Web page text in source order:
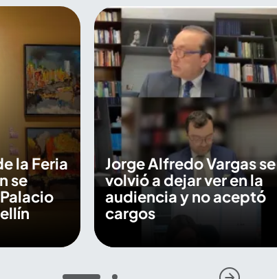
la Feria
se
Jorge Alfredo Vargas se
volvió a dejar ver en la
audiencia y no aceptó
cargos